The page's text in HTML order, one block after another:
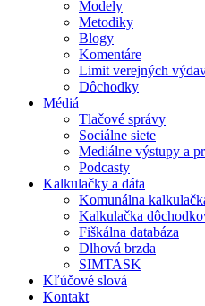
Modely
Metodiky
Blogy
Komentáre
Limit verejných
Dôchodky
Médiá
Tlačové správy
Sociálne siete
Mediálne výstupy a
Podcasty
Kalkulačky a dáta
Komunálna
Kalkulačka
Fiškálna databáza
Dlhová brzda
SIMTASK
Kľúčové slová
Kontakt